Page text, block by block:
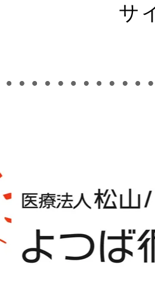
サ